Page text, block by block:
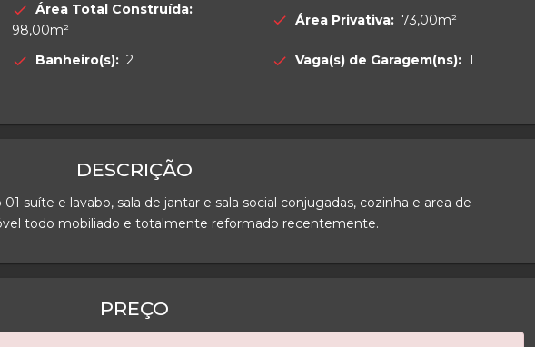
check Área Total Construída:
98,00m²
check Área Privativa: 73,00m²
check Banheiro(s): 2 check Vaga(s) de Garagem(ns): 1
DESCRIÇÃO
suíte e lavabo, sala de jantar e sala social conjugadas, cozinha e area de
todo mobiliado e totalmente reformado recentemente.
PREÇO